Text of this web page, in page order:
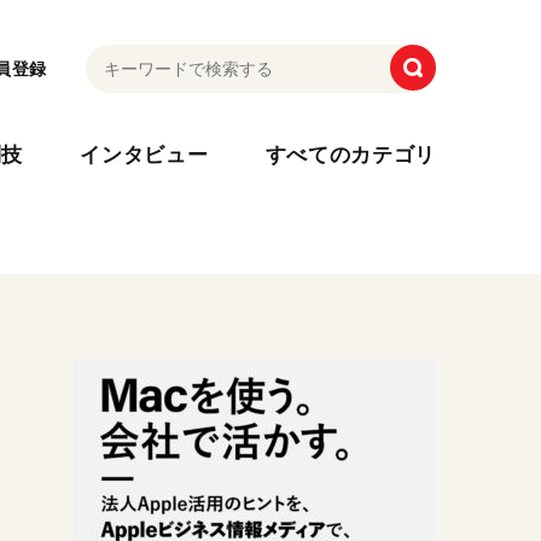
登録
インタビュー すべてのカテゴリ